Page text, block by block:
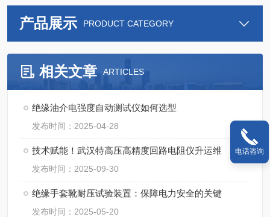
产品展示 PRODUCT CATEGORY
相关文章 ARTICLES
绝缘油介电强度自动测试仪如何选型
发布时间：2025-04-28
技术赋能！武汉特高压高精度回路电阻仪升运维
发布时间：2025-09-30
绝缘手套靴耐压试验装置：保障电力安全的关键
发布时间：2025-05-20
电话咨询